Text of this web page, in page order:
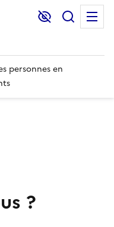
Lecture et
personnes en
?